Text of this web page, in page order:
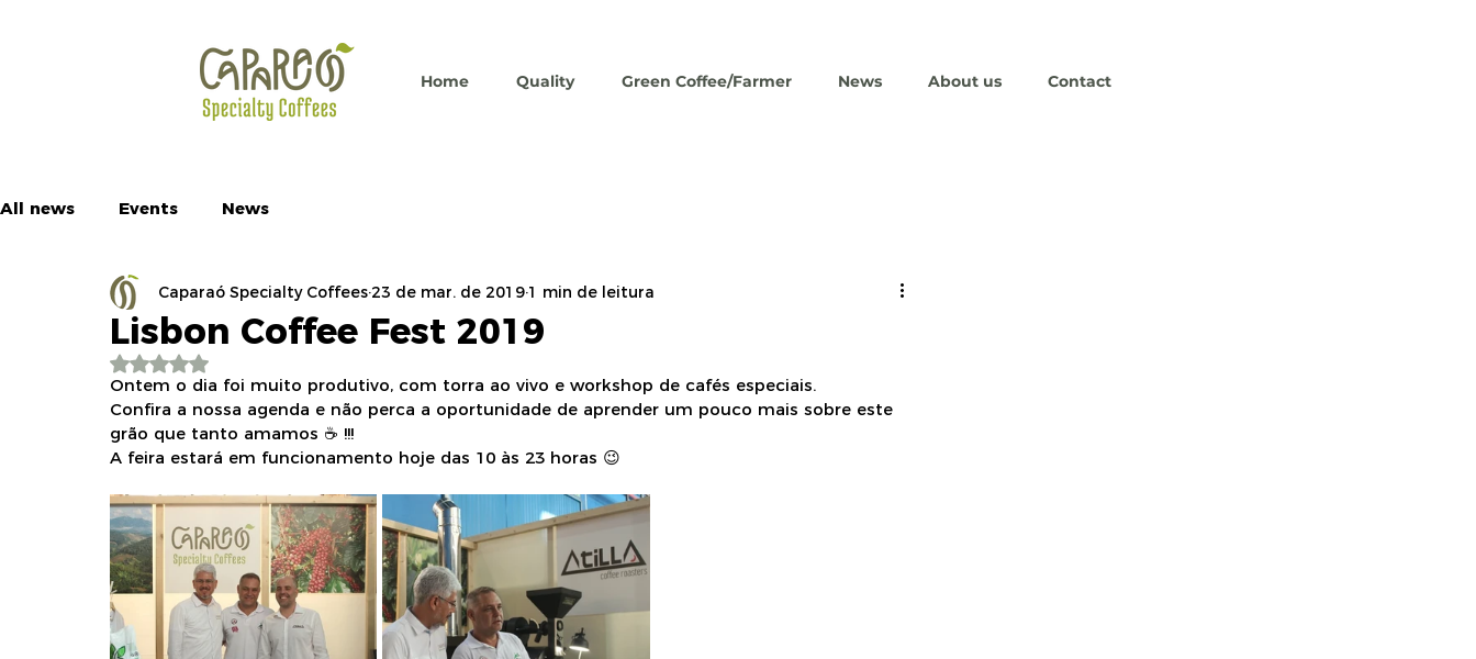
Home Quality Green Coffee/Farmer News About us Contact
All news Events News
Lisbon Coffee Fest 2019
Caparaó Specialty Coffees 23 de mar. de 2019 1 min de leitura
Avaliado com NaN de 5 estrelas.
Ontem o dia foi muito produtivo, com torra ao vivo e workshop de cafés especiais.
Confira a nossa agenda e não perca a oportunidade de aprender um pouco mais sobre este
grão que tanto amamos ☕ !!!
A feira estará em funcionamento hoje das 10 às 23 horas 😉